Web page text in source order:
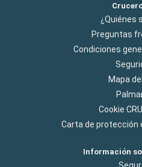
¿Quiénes
Preguntas
Condiciones
Mapa
Cookie
Carta de protección
Información